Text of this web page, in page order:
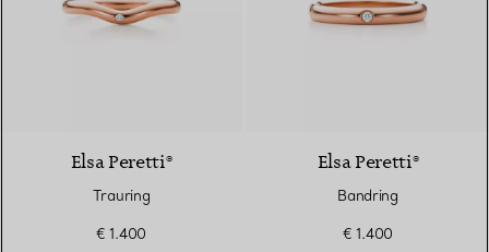
Elsa Peretti®
Trauring
€ 1.400
Elsa Peretti®
Bandring
€ 1.400